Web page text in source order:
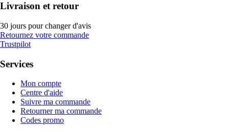
Livraison et retour
30 jours pour changer d'avis
Retournez votre commande
Trustpilot
Services
Mon compte
Centre d'aide
Suivre ma commande
Retourner ma commande
Codes promo